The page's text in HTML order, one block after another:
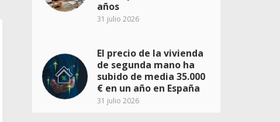
años
31 julio 2026
El precio de la vivienda
de segunda mano ha
subido de media 35.000
€ en un año en España
31 julio 2026